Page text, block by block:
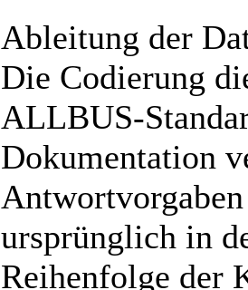
Ableitung der
Die Codierung
ALLBUS-
Dokumentation
ursprünglich in
Reihenfolge der